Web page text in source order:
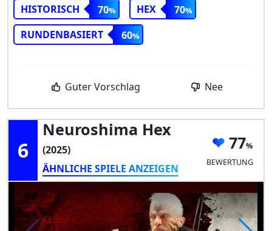
HISTORISCH
70 HEX
70
RUNDENBASIERT
60
Guter Vorschlag Nee
6
Neuroshima Hex
(2025)
ÄHNLICHE SPIELE ANZEIGEN
77
BEWERTUNG